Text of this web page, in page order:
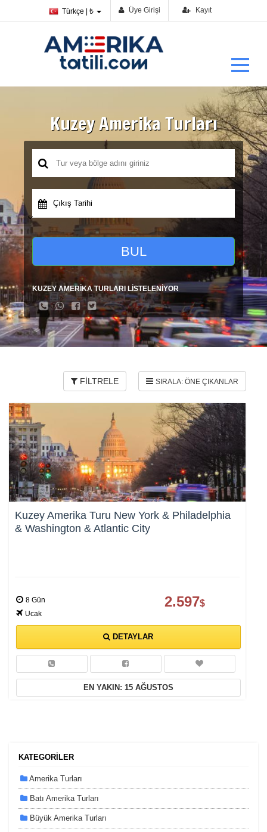
Türkçe | ₺ Üye Girişi Kayıt
Kuzey Amerika Turları
Çıkış Tarihi
BUL
KUZEY AMERİKA TURLARI LİSTELENİYOR
FİLTRELE
Kuzey Amerika Turu New York & Philadelphia
& Washington & Atlantic City
8 Gün
Ucak
2.597$
DETAYLAR
EN YAKIN: 15 AĞUSTOS
KATEGORİLER
Amerika Turları
Batı Amerika Turları
Büyük Amerika Turları